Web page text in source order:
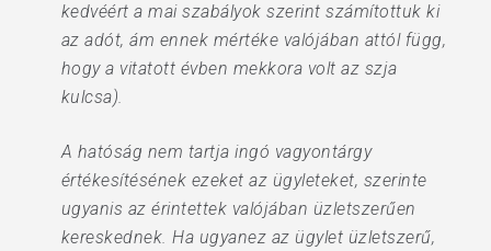
kedvéért a mai szabályok szerint számítottuk ki
az adót, ám ennek mértéke valójában attól függ,
hogy a vitatott évben mekkora volt az szja
kulcsa).
A hatóság nem tartja ingó vagyontárgy
értékesítésének ezeket az ügyleteket, szerinte
ugyanis az érintettek valójában üzletszerűen
kereskednek. Ha ugyanez az ügylet üzletszerű,